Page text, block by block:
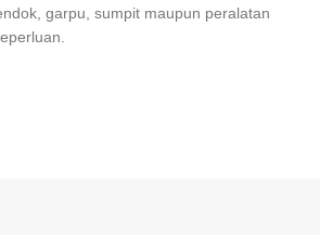
garpu, sumpit maupun peralatan